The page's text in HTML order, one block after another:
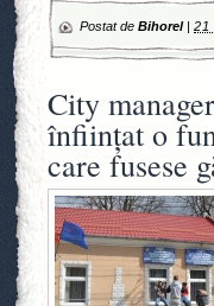
Postat de Bihorel| 21
City
înfiinţat o
care fusese